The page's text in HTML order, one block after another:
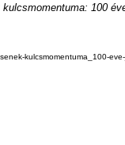
100
kulcsmomentuma_100-